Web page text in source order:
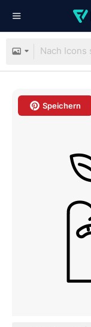
Speichern